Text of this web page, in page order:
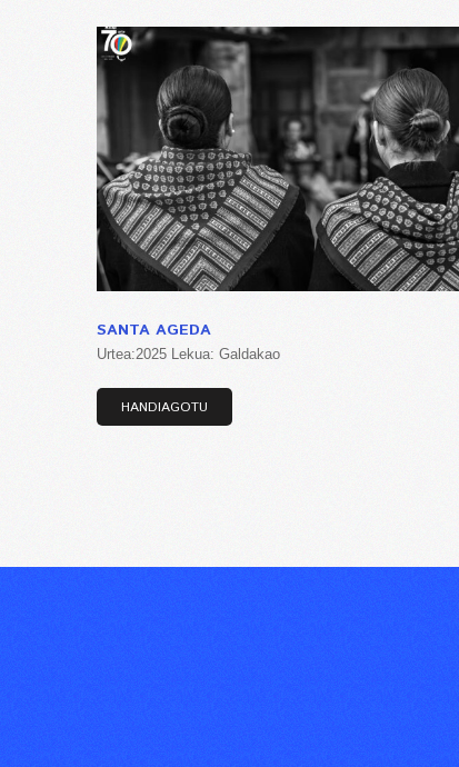
SANTA AGEDA
Urtea:2025 Lekua: Galdakao
HANDIAGOTU